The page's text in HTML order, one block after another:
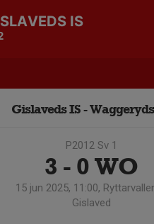
IS
Gislaveds IS -
P2012 Sv 1
3 - 0WO
15 jun 2025, 11:00,
Gislaved